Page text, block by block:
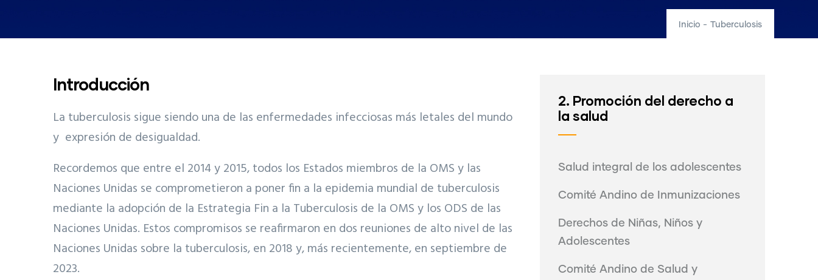
Inicio - Tuberculosis
Introducción
La tuberculosis sigue siendo una de las enfermedades infecciosas más letales del mundo
y expresión de desigualdad.
Recordemos que entre el 2014 y 2015, todos los Estados miembros de la OMS y las
Naciones Unidas se comprometieron a poner fin a la epidemia mundial de tuberculosis
mediante la adopción de la Estrategia Fin a la Tuberculosis de la OMS y los ODS de las
Naciones Unidas. Estos compromisos se reafirmaron en dos reuniones de alto nivel de las
Naciones Unidas sobre la tuberculosis, en 2018 y, más recientemente, en septiembre de
2023.
2. Promoción del derecho a
la salud
Salud integral de los adolescentes
Comité Andino de Inmunizaciones
Derechos de Niñas, Niños y
Adolescentes
Comité Andino de Salud y